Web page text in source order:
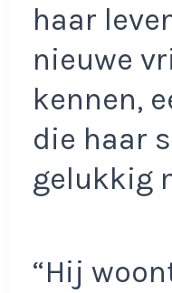
haar
nieuwe
kennen,
die haar
gelukkig
“Hij